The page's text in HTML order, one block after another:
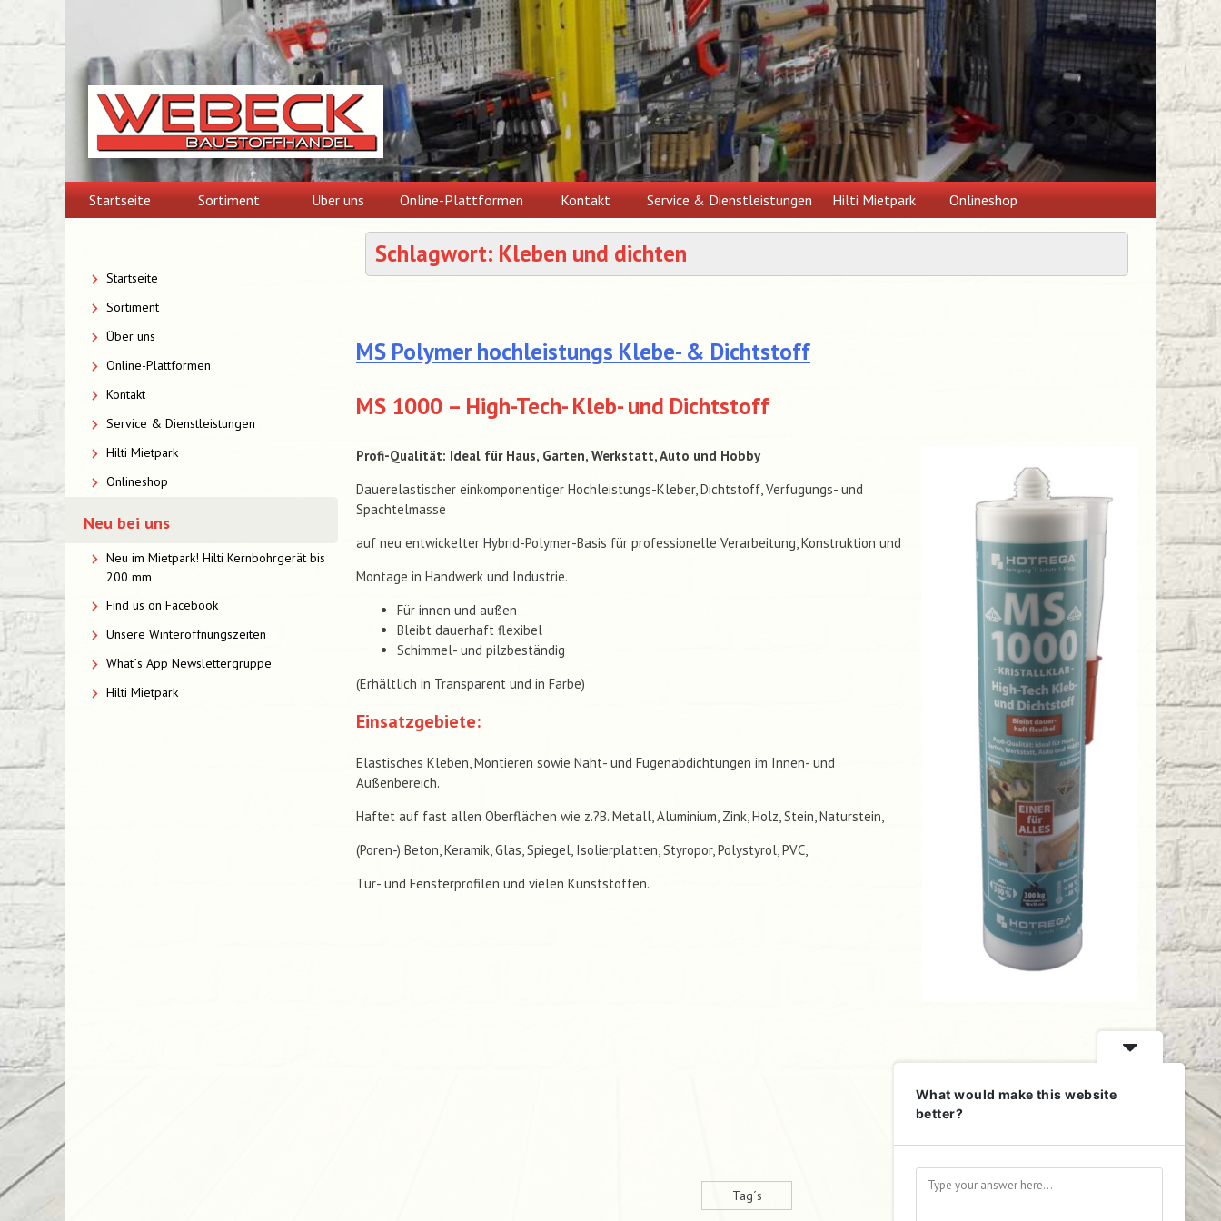
content
Startseite Sortiment Über uns Online-Plattformen Kontakt Service & Dienstleistungen Hilti Mietpark Onlineshop
Schlagwort: Kleben und dichten
MS Polymer hochleistungs Klebe- & Dichtstoff
MS 1000 – High-Tech- Kleb- und Dichtstoff
Profi-Qualität: Ideal für Haus, Garten, Werkstatt, Auto und Hobby
Dauerelastischer einkomponentiger Hochleistungs-Kleber, Dichtstoff, Verfugungs- und
Spachtelmasse
auf neu entwickelter Hybrid-Polymer-Basis für professionelle Verarbeitung, Konstruktion und
Montage in Handwerk und Industrie.
Für innen und außen
Bleibt dauerhaft flexibel
Schimmel- und pilzbeständig
(Erhältlich in Transparent und in Farbe)
Einsatzgebiete:
Elastisches Kleben, Montieren sowie Naht- und Fugenabdichtungen im Innen- und
Außenbereich.
Haftet auf fast allen Oberflächen wie z.?B. Metall, Aluminium, Zink, Holz, Stein, Naturstein,
(Poren-) Beton, Keramik, Glas, Spiegel, Isolierplatten, Styropor, Polystyrol, PVC,
Tür- und Fensterprofilen und vielen Kunststoffen.
Tag´s
Startseite
Sortiment
Über uns
Online-Plattformen
Kontakt
Service & Dienstleistungen
Hilti Mietpark
Onlineshop
Neu bei uns
Neu im Mietpark! Hilti Kernbohrgerät bis
200 mm
Find us on Facebook
Unsere Winteröffnungszeiten
What´s App Newslettergruppe
Hilti Mietpark
What would make this website
better?